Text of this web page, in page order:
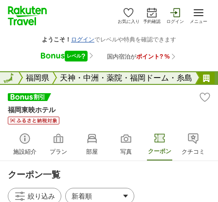
お気に入り 予約確認 ログイン メニュー
全国福岡県 天神・中洲・薬院・福岡ドーム・糸島
全国
福岡東映ホテル
施設紹介 プラン 部屋 写真 クーポン クチコミ
クーポン一覧
絞り込み